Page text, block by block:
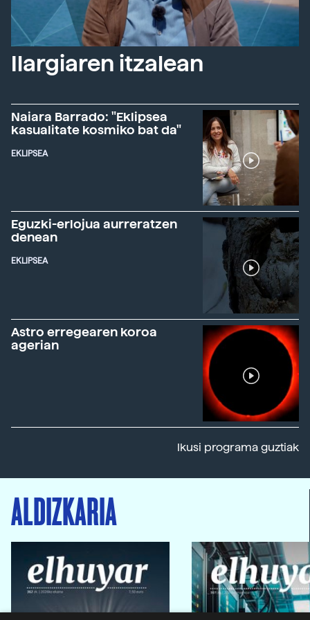
Ilargiaren itzalean
Naiara Barrado: "Eklipsea
kasualitate kosmiko bat da"
EKLIPSEA
Eguzki-erlojua aurreratzen
denean
EKLIPSEA
Astro erregearen koroa
agerian
Ikusi programa guztiak
ALDIZKARIA